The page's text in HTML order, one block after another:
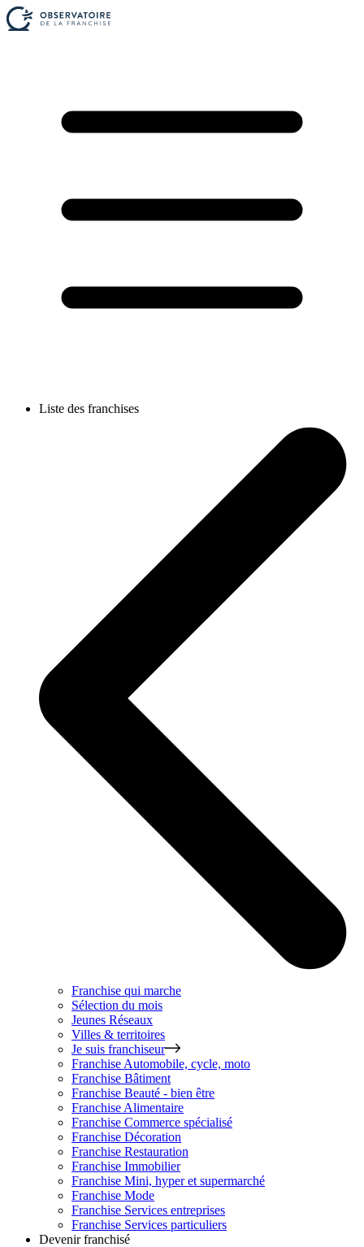
Liste des franchises
Franchise qui marche
Sélection du mois
Jeunes Réseaux
Villes & territoires
Je suis franchiseur
Franchise Automobile, cycle, moto
Franchise Bâtiment
Franchise Beauté - bien être
Franchise Alimentaire
Franchise Commerce spécialisé
Franchise Décoration
Franchise Restauration
Franchise Immobilier
Franchise Mini, hyper et supermarché
Franchise Mode
Franchise Services entreprises
Franchise Services particuliers
Devenir franchisé